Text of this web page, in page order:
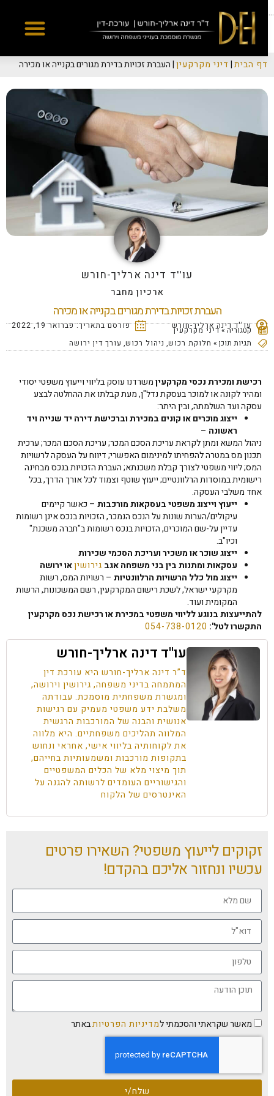
Yes
...
דף הבית|דיני מקרקעין|העברת זכויות בדירת מגורים בקנייה או מכירה
עו''ד דינה ארליך-חורש
ארכיון מחבר
העברת זכויות בדירת מגורים בקנייה או מכירה
עו''ד דינה ארליך-חורש פורסם בתאריך:פברואר 19, 2022 קטגוריה » דיני מקרקעין
תגיות תוכן » חלוקת רכוש,ניהול רכוש,עורך דין ירושה
רכישת ומכירת נכסי מקרקעיןמשרדנו עוסק בליווי וייעוץ משפטי יסודי
ומהיר לקונה או למוכר בעסקת נדל"ן, מעת קבלתו את ההחלטה לבצע
עסקה ועד השלמתה, ובין היתר:
ייצוג מוכרים או קונים במכירת וברכישת דירה יד שנייה ויד
ראשונה–
ניהול המשא ומתן לקראת עריכת הסכם המכר; עריכת הסכם המכר; ערכית
תכנון מס במטרה להפחיתו למינימום האפשרי; דיווח על העסקה לרשויות
המס; ליווי משפטי לצורך קבלת משכנתא; העברת הזכויות בנכס מבחינה
רישומית במוסדות הרלוונטיים; ייעוץ שוטף וצמוד לכל אורך הדרך, בכל
אחד משלבי העסקה.
ייעוץ וייצוג משפטי בעסקאות מורכבות– כאשר קיימים
עיקולים/הערות שונות על הנכס הנמכר, הזכויות בנכס אינן רשומות
עדיין על-שם המוכרים, הזכויות בנכס רשומות ב"חברה משכנת"
וכיו"ב.
ייצוג שוכר או משכיר ועריכת הסכמי שכירות
עסקאות ומתנות בין בני משפחה אגבגירושיןאו ירושה
ייצוג מול כלל הרשויות הרלוונטיות– רשויות המס, רשות
מקרקעי ישראל, לשכת רישום המקרקעין, רשם המשכונות, הרשות
המקומית ועוד.
להתייעצות בנוגע לליווי משפטי במכירת או רכישת נכס מקרקעין
התקשרו לטל':054-738-0120
עו''ד דינה ארליך-חורש
ד”ר דינה ארליך-חורש היא עורכת דין
המתמחה בדיני משפחה, גירושין וירושה,
ומגשרת משפחתית מוסמכת. עבודתה
משלבת ידע משפטי מעמיק עם רגישות
אנושית והבנה של המורכבות הרגשית
המלווה תהליכים משפחתיים. היא מלווה
את לקוחותיה בליווי אישי, אחראי ונחוש
בתקופות מורכבות ומשמעותיות בחייהם,
תוך מיצוי מלא של הכלים המשפטיים
והגישוריים העומדים לרשותה להגנה על
האינטרסים של הלקוח
זקוקים לייעוץ משפטי? השאירו פרטים
עכשיו ונחזור אליכם בהקדם!
מאשר שקראתי והסכמתי למדיניות הפרטיותבאתר
שלח/י